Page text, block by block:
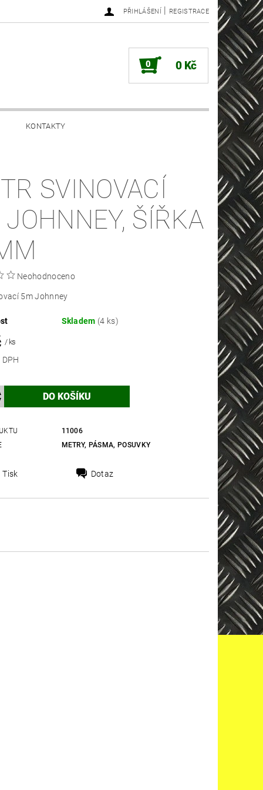
PŘIHLÁŠENÍ | REGISTRACE
0 0 Kč
KONTAKTY
SVINOVACÍ
ŠÍŘKA
Neohodnoceno
5m Johnney
Skladem (4 ks)
/ ks
DPH
11006
METRY, PÁSMA, POSUVKY
Tisk Dotaz